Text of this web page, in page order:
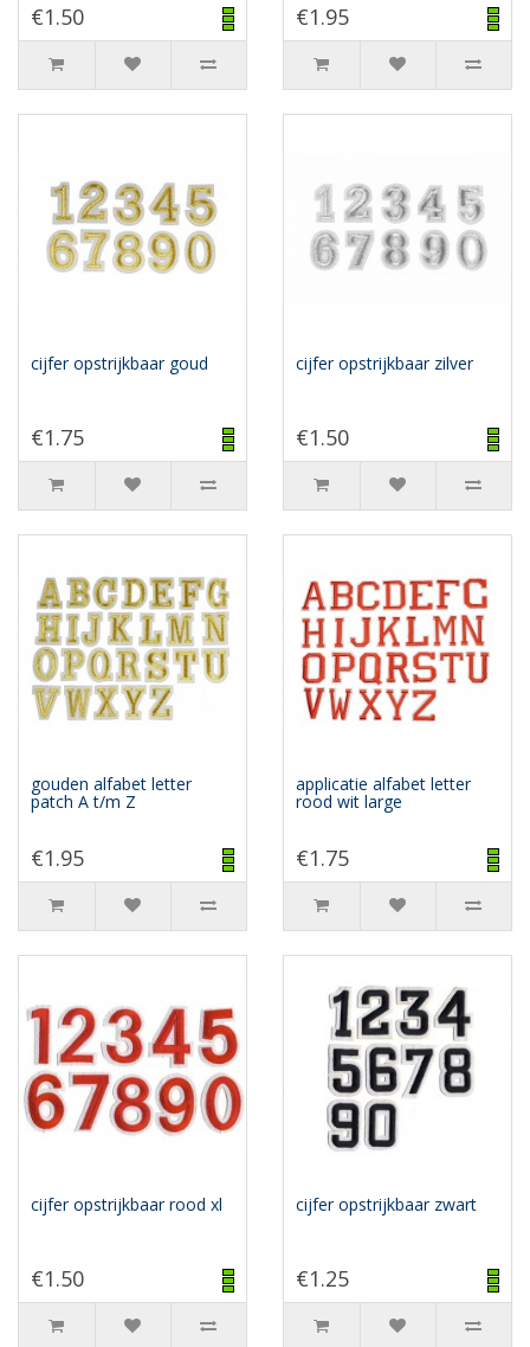
€1.50 €1.95
cijfer opstrijkbaar goud
€1.75
cijfer opstrijkbaar zilver
€1.50
gouden alfabet letter
patch A t/m Z
€1.95
applicatie alfabet letter
rood wit large
€1.75
cijfer opstrijkbaar rood xl
€1.50
cijfer opstrijkbaar zwart
€1.25